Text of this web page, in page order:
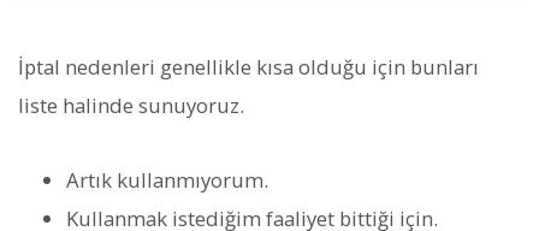
İptal nedenleri genellikle kısa olduğu için bunları
liste halinde sunuyoruz.
Artık kullanmıyorum.
Kullanmak istediğim faaliyet bittiği için.